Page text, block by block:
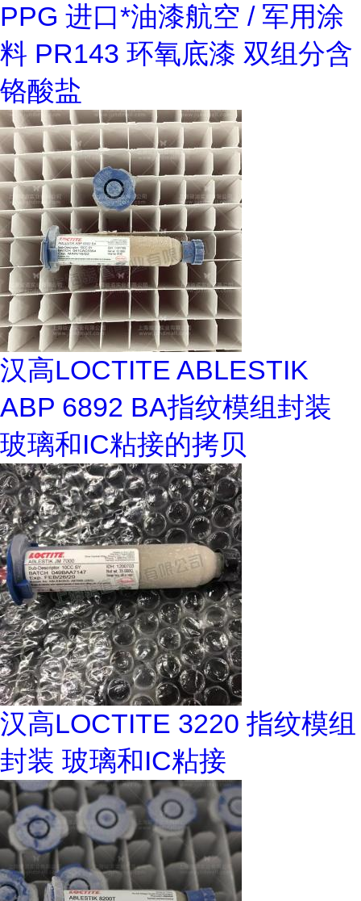
PPG 进口*油漆航空 / 军用涂
料 PR143 环氧底漆 双组分含
铬酸盐
汉高LOCTITE ABLESTIK
ABP 6892 BA指纹模组封装
玻璃和IC粘接的拷贝
汉高LOCTITE 3220 指纹模组
封装 玻璃和IC粘接